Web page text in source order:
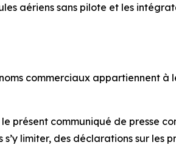
aériens sans pilote et les
commerciaux appartiennent à
présent communiqué de presse
limiter, des déclarations sur les